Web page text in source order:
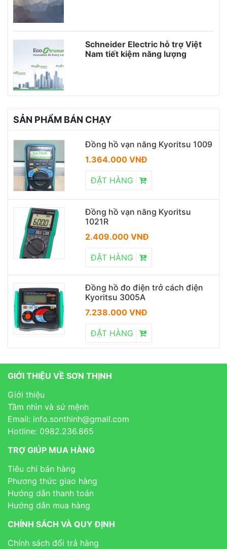
Schneider Electric hỗ trợ Việt
Nam tiết kiệm năng lượng
SẢN PHẨM BÁN CHẠY
Đồng hồ vạn năng Kyoritsu 1009
1.364.000 VNĐ
ĐẶT HÀNG
Đồng hồ vạn năng Kyoritsu
1021R
2.409.000 VNĐ
ĐẶT HÀNG
Đồng hồ đo điện trở cách điện
Kyoritsu 3005A
7.238.000 VNĐ
ĐẶT HÀNG
GIỚI THIỆU VỀ SƠN THỊNH
Giới thiệu
Tầm nhìn và sứ mệnh
Email: info.sonthinh@gmail.com
Hotline: 0982.236.865
TRỢ GIÚP MUA HÀNG
Tiêu chí bán hàng
Phương thức giao hàng
Hướng dẫn thanh toán
Hướng dẫn mua hàng
CHÍNH SÁCH VÀ QUY ĐỊNH
Chính sách đổi trả hàng